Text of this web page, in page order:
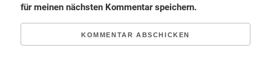
für meinen nächsten Kommentar speichern.